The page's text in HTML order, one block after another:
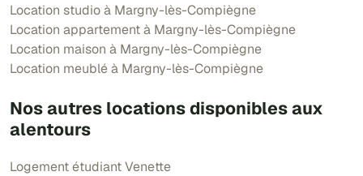
Location studio à Margny-lès-Compiègne
Location appartement à Margny-lès-Compiègne
Location maison à Margny-lès-Compiègne
Location meublé à Margny-lès-Compiègne
Nos autres locations disponibles aux
alentours
Logement étudiant Venette